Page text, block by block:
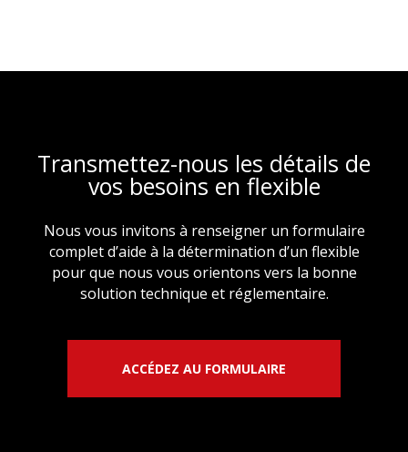
Transmettez-nous les détails de
vos besoins en flexible
Nous vous invitons à renseigner un formulaire
complet d’aide à la détermination d’un flexible
pour que nous vous orientons vers la bonne
solution technique et réglementaire.
ACCÉDEZ AU FORMULAIRE